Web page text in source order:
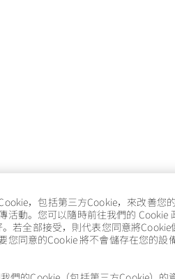
，包括第三方Cookie，來改善您
活動。您可以隨時前往我們的 Cookie
若全部接受，則代表您同意將Cookie
您同意的Cookie 將不會儲存在您的設